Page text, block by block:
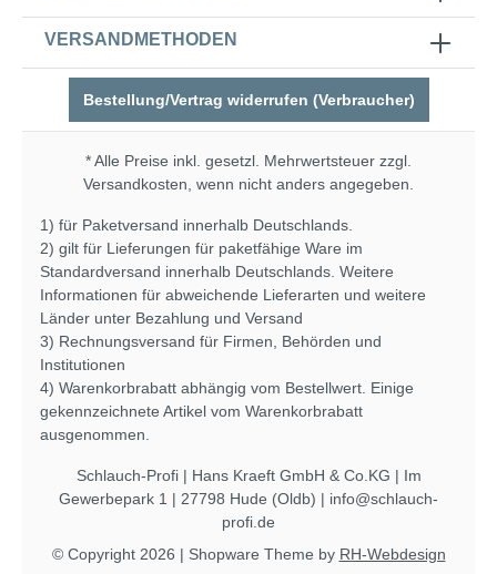
VERSANDMETHODEN
Bestellung/Vertrag widerrufen (Verbraucher)
* Alle Preise inkl. gesetzl. Mehrwertsteuer zzgl.
Versandkosten , wenn nicht anders angegeben.
1) für Paketversand innerhalb Deutschlands.
2) gilt für Lieferungen für paketfähige Ware im
Standardversand innerhalb Deutschlands. Weitere
Informationen für abweichende Lieferarten und weitere
Länder unter Bezahlung und Versand
3) Rechnungsversand für Firmen, Behörden und
Institutionen
4) Warenkorbrabatt abhängig vom Bestellwert. Einige
gekennzeichnete Artikel vom Warenkorbrabatt
ausgenommen.
Schlauch-Profi | Hans Kraeft GmbH & Co.KG | Im
Gewerbepark 1 | 27798 Hude (Oldb) | info@schlauch-
profi.de
© Copyright 2026 | Shopware Theme by RH-Webdesign